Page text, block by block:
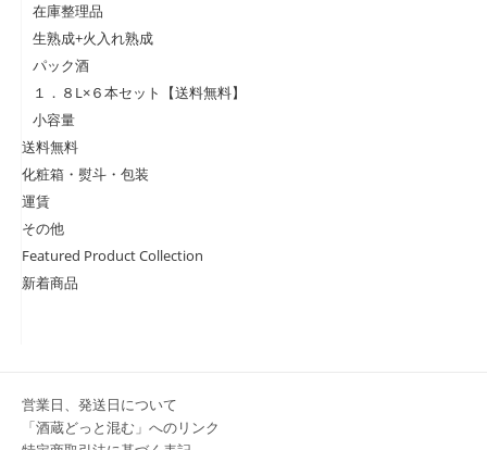
在庫整理品
生熟成+火入れ熟成
パック酒
１．８L×６本セット【送料無料】
小容量
送料無料
化粧箱・熨斗・包装
運賃
その他
Featured Product Collection
新着商品
営業日、発送日について
「酒蔵どっと混む」へのリンク